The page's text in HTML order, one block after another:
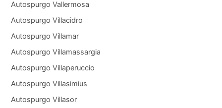
Autospurgo Vallermosa
Autospurgo Villacidro
Autospurgo Villamar
Autospurgo Villamassargia
Autospurgo Villaperuccio
Autospurgo Villasimius
Autospurgo Villasor